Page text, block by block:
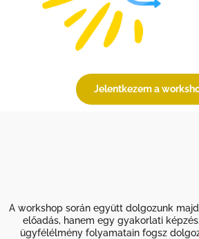
Jelentkezem a
A workshop során együtt dolgozunk
előadás, hanem egy gyakorlati
ügyfélélmény folyamatain fogsz